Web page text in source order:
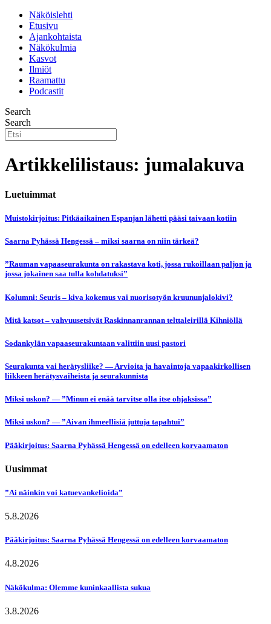
Näköislehti
Etusivu
Ajankohtaista
Näkökulmia
Kasvot
Ilmiöt
Raamattu
Podcastit
Search
Search
Artikkelilistaus: jumalakuva
Luetuimmat
Muistokirjoitus: Pitkäaikainen Espanjan lähetti pääsi taivaan kotiin
Saarna Pyhässä Hengessä – miksi saarna on niin tärkeä?
”Rauman vapaaseurakunta on rakastava koti, jossa rukoillaan paljon ja
jossa jokainen saa tulla kohdatuksi”
Kolumni: Seuris – kiva kokemus vai nuorisotyön kruununjalokivi?
Mitä katsot – vahvuusetsivät Raskinnanrannan telttaleirillä Kihniöllä
Sodankylän vapaaseurakuntaan valittiin uusi pastori
Seurakunta vai herätysliike? — Arvioita ja havaintoja vapaakirkollisen
liikkeen herätysvaiheista ja seurakunnista
Miksi uskon? — ”Minun ei enää tarvitse olla itse ohjaksissa”
Miksi uskon? — ”Aivan ihmeellisiä juttuja tapahtui”
Pääkirjoitus: Saarna Pyhässä Hengessä on edelleen korvaamaton
Uusimmat
”Ai näinkin voi katuevankelioida”
5.8.2026
Pääkirjoitus: Saarna Pyhässä Hengessä on edelleen korvaamaton
4.8.2026
Näkökulma: Olemme kuninkaallista sukua
3.8.2026